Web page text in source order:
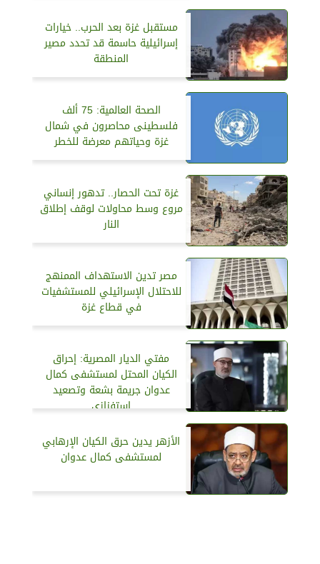
مستقبل غزة بعد الحرب.. خيارات
إسرائيلية حاسمة قد تحدد مصير
المنطقة
الصحة العالمية: 75 ألف
فلسطينى محاصرون في شمال
غزة وحياتهم معرضة للخطر
غزة تحت الحصار.. تدهور إنساني
مروع وسط محاولات لوقف إطلاق
النار
مصر تدين الاستهداف الممنهج
للاحتلال الإسرائيلي للمستشفيات
في قطاع غزة
مفتي الديار المصرية: إحراق
الكيان المحتل لمستشفى كمال
عدوان جريمة بشعة وتصعيد
استفزازي
الأزهر يدين حرق الكيان الإرهابي
لمستشفى كمال عدوان